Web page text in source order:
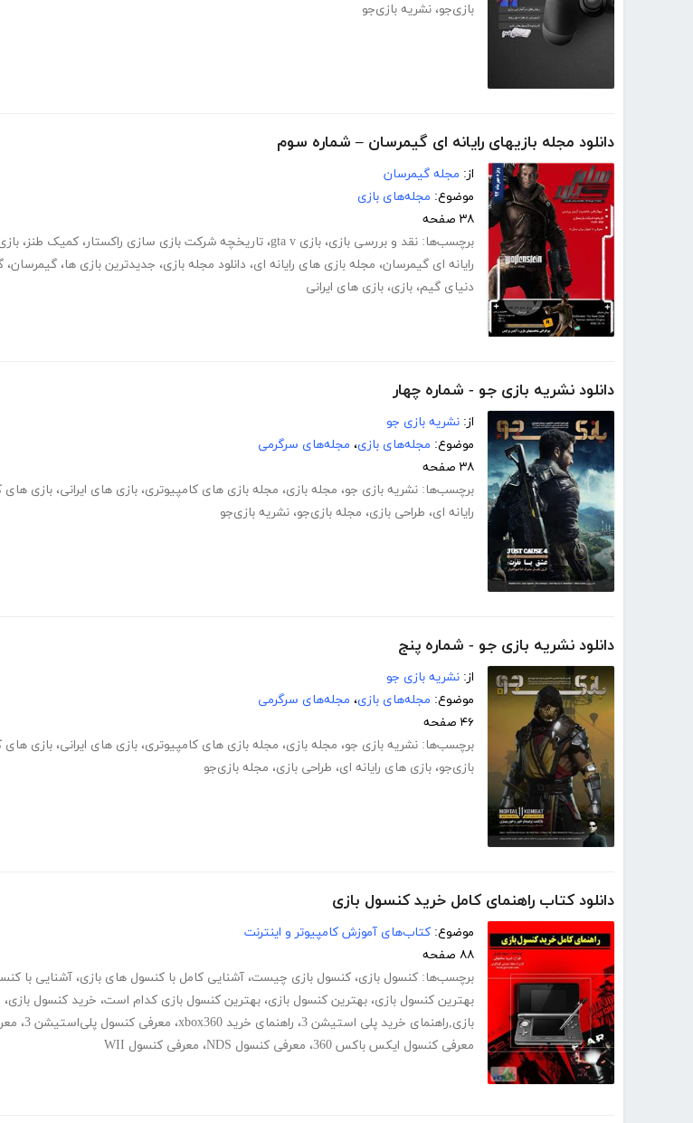
بازی‌جو، نشریه بازی‌جو
دانلود مجله بازیهای رایانه ای گیمرسان – شماره سوم
از: مجله گیمرسان
موضوع: مجله‌های بازی
۳۸ صفحه
برچسب‌ها: نقد و بررسی بازی، بازی gta v ، تاریخچه شرکت بازی سازی راکستار، کمیک طنز،
رایانه ای گیمرسان، مجله بازی های رایانه ای، دانلود مجله بازی، جدیدترین بازی ها، گیمرسان،
دنیای گیم، بازی، بازی های ایرانی
دانلود نشریه بازی جو - شماره چهار
از: نشریه بازی جو
موضوع: مجله‌های بازی، مجله‌های سرگرمی
۳۸ صفحه
برچسب‌ها: نشریه بازی جو، مجله بازی، مجله بازی های کامپیوتری، بازی های ایرانی، بازی های
رایانه ای، طراحی بازی، مجله بازی‌جو، نشریه بازی‌جو
دانلود نشریه بازی جو - شماره پنج
از: نشریه بازی جو
موضوع: مجله‌های بازی، مجله‌های سرگرمی
۴۶ صفحه
برچسب‌ها: نشریه بازی جو، مجله بازی، مجله بازی های کامپیوتری، بازی های ایرانی، بازی های
بازی‌جو، بازی های رایانه ای، طراحی بازی، مجله بازی‌جو
دانلود کتاب راهنمای کامل خرید کنسول بازی
موضوع: کتاب‌های آموزش کامپیوتر و اینترنت
۸۸ صفحه
برچسب‌ها: کنسول بازی، کنسول بازی چیست، آشنایی کامل با کنسول های بازی، آشنایی با
بهترین کنسول بازی، بهترین کنسول بازی، بهترین کنسول بازی کدام است، خرید کنسول بازی،
بازی,راهنمای خرید پلی استیشن 3 ، راهنمای خرید xbox360 ، معرفی کنسول پلی‌استیشن 3 ،
معرفی کنسول ایکس باکس 360
، معرفی کنسول NDS ، معرفی کنسول WII